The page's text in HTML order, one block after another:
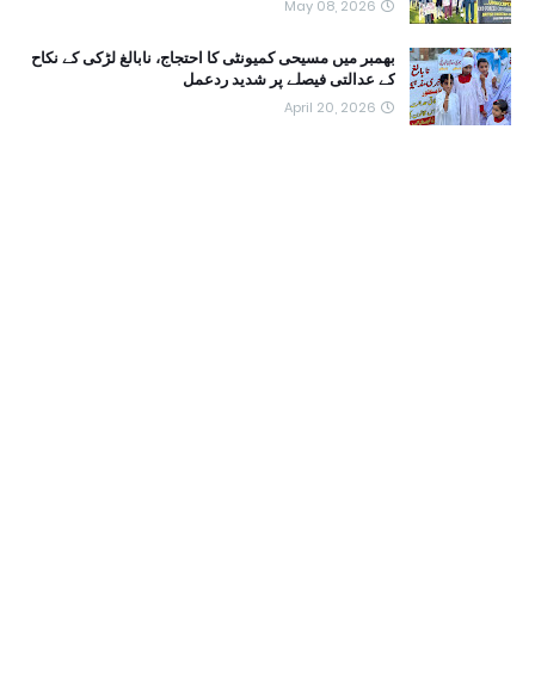
May 08, 2026
بھمبر میں مسیحی کمیونٹی کا احتجاج، نابالغ لڑکی کے نکاح
کے عدالتی فیصلے پر شدید ردعمل
April 20, 2026